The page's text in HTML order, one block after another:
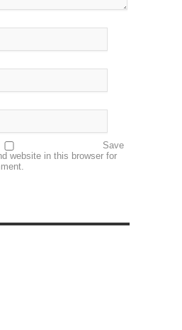
Save
website in this browser for